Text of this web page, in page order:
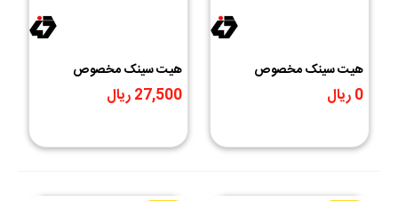
هیت سینک مخصوص
رنگ آبی سایز 14x14x7mm0 ریال
هیت سینک مخصوص
آبی سایز 9x9x12mm
27,500 ریال